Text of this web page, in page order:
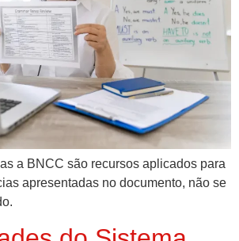
a BNCC são recursos aplicados para
apresentadas no documento, não se